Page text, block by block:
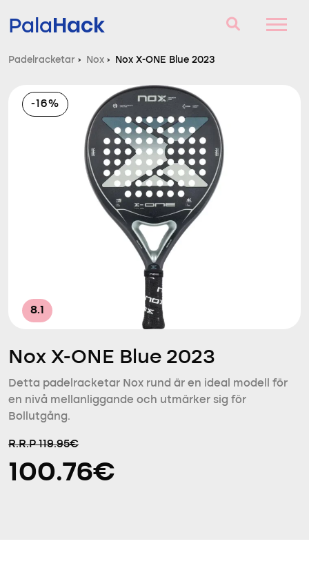
PalaHack
Padelracketar
Frågor och svar
Komparator
Padelracketar › Nox › Nox X-ONE Blue 2023
-16%
8.1
Nox X-ONE Blue 2023
Detta padelracketar Nox rund är en ideal modell för
en nivå mellanliggande och utmärker sig för
Bollutgång.
R.R.P 119.95€
100.76€